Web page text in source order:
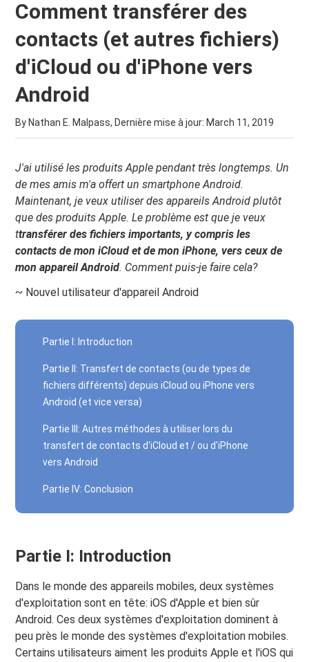
Comment transférer des
contacts (et autres fichiers)
d'iCloud ou d'iPhone vers
Android
By Nathan E. Malpass, Dernière mise à jour: March 11, 2019
J'ai utilisé les produits Apple pendant très longtemps. Un
de mes amis m'a offert un smartphone Android.
Maintenant, je veux utiliser des appareils Android plutôt
que des produits Apple. Le problème est que je veux
ttransférer des fichiers importants, y compris les
contacts de mon iCloud et de mon iPhone, vers ceux de
mon appareil Android. Comment puis-je faire cela?
~ Nouvel utilisateur d'appareil Android
Partie I: Introduction
Partie II: Transfert de contacts (ou de types de
fichiers différents) depuis iCloud ou iPhone vers
Android (et vice versa)
Partie III: Autres méthodes à utiliser lors du
transfert de contacts d'iCloud et / ou d'iPhone
vers Android
Partie IV: Conclusion
Partie I: Introduction
Dans le monde des appareils mobiles, deux systèmes
d'exploitation sont en tête: iOS d'Apple et bien sûr
Android. Ces deux systèmes d'exploitation dominent à
peu près le monde des systèmes d'exploitation mobiles.
Certains utilisateurs aiment les produits Apple et l'iOS qui